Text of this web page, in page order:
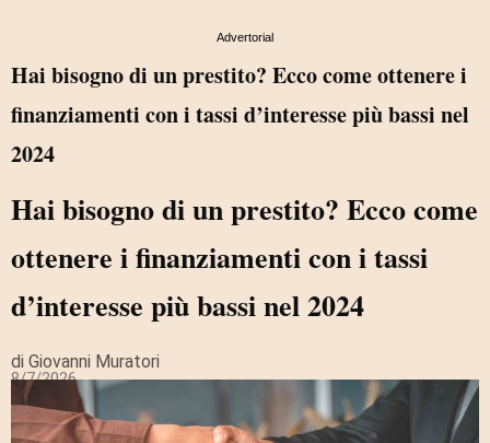
Advertorial
Hai bisogno di un prestito? Ecco come ottenere i
finanziamenti con i tassi d’interesse più bassi nel
2024
Hai bisogno di un prestito? Ecco come
ottenere i finanziamenti con i tassi
d’interesse più bassi nel 2024
di Giovanni Muratori
8/7/2026